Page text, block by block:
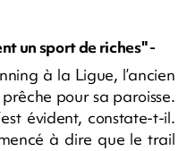
un sport de riches" -
à la Ligue, l’ancien
pour sa paroisse.
évident, constate-t-il.
à dire que le trail